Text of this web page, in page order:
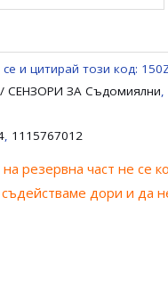
и цитирай този код:
/ СЕНЗОРИ ЗА Съдомиялни,
, 1115767012
резервна част не се
дори и да